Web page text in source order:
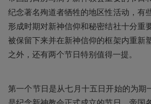
纪念著名殉道者牺牲的地区性活动，有
形成时期对新神信仰和秘密结社十分重
被保留下来并在新神信仰的框架内重新
之外，还有两个节日特别值得一提。
第一个节日是从七月十五日开始的为期